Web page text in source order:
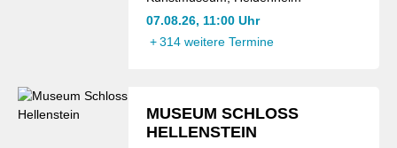
07.08.26, 11:00 Uhr
+ 314 weitere Termine
MUSEUM SCHLOSS
HELLENSTEIN